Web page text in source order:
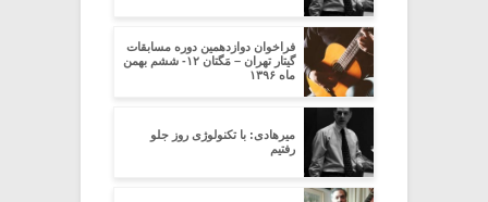
فراخوان دوازدهمین دوره مسابقات
گیتار تهران – مَگتان ۱۲- ششم بهمن
ماه ۱۳۹۶
میرهادی: با تکنولوژی روز جلو
رفتیم